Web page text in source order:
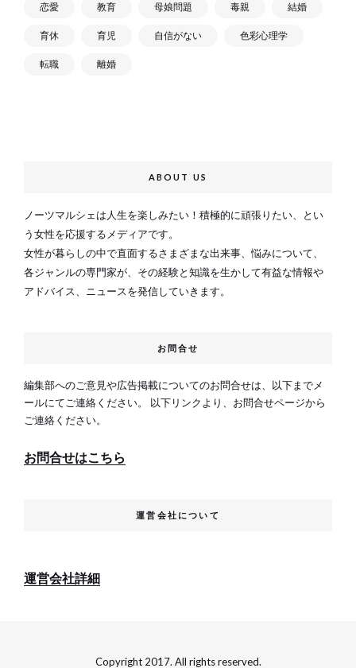
恋愛 教育 母娘問題 毒親 結婚
育休 育児 自信がない 色彩心理学
転職 離婚
ABOUT US
ノーツマルシェは人生を楽しみたい！積極的に頑張りたい、とい
う女性を応援するメディアです。
女性が暮らしの中で直面するさまざまな出来事、悩みについて、
各ジャンルの専門家が、その経験と知識を生かして有益な情報や
アドバイス、ニュースを発信していきます。
お問合せ
編集部へのご意見や広告掲載についてのお問合せは、以下までメ
ールにてご連絡ください。 以下リンクより、お問合せページから
ご連絡ください。
お問合せはこちら
運営会社について
運営会社詳細
Copyright 2017. All rights reserved.